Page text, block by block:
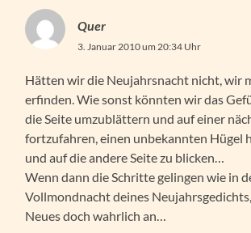
Quer
3. Januar 2010 um 20:34 Uhr
Hätten wir die Neujahrsnacht nicht, wir
erfinden. Wie sonst könnten wir das
die Seite umzublättern und auf einer
fortzufahren, einen unbekannten Hügel
und auf die andere Seite zu blicken…
Wenn dann die Schritte gelingen wie in
Vollmondnacht deines
Neues doch wahrlich an…